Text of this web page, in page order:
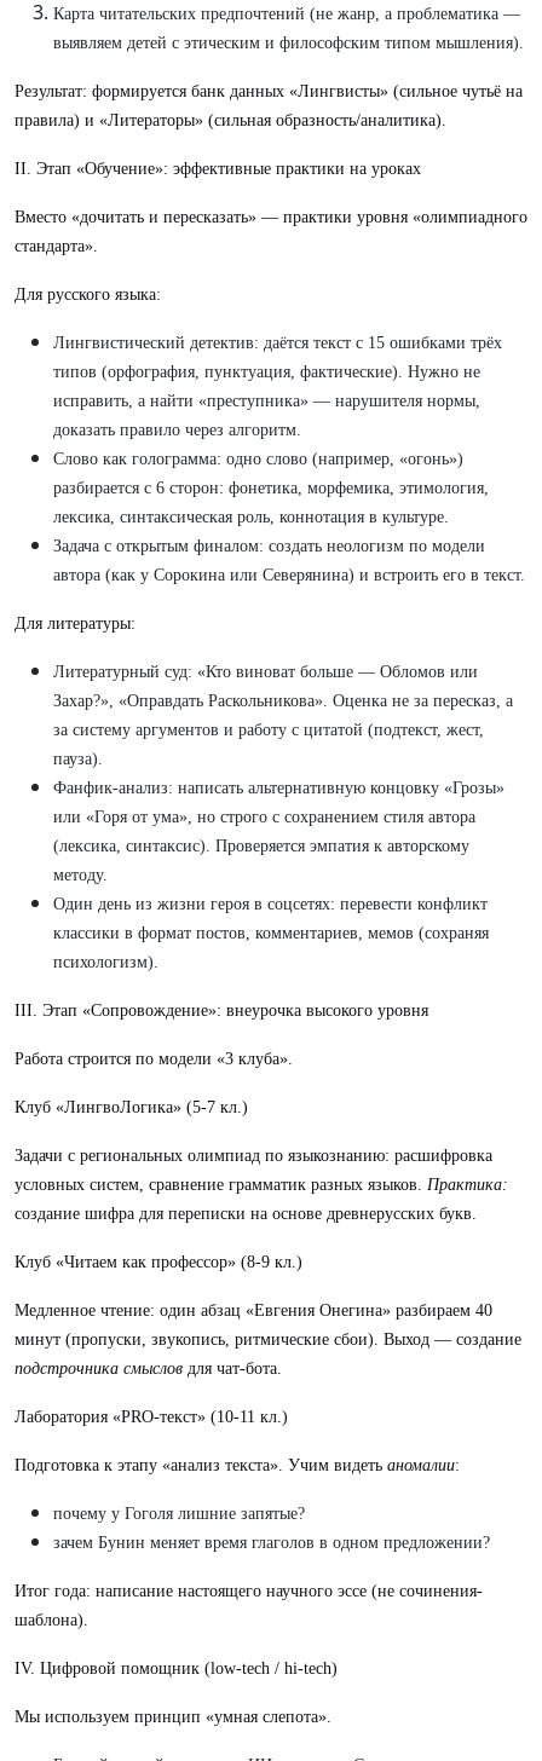
Карта читательских предпочтений (не жанр, а проблематика —
выявляем детей с этическим и философским типом мышления).
Результат: формируется банк данных «Лингвисты» (сильное чутьё на
правила) и «Литераторы» (сильная образность/аналитика).
II. Этап «Обучение»: эффективные практики на уроках
Вместо «дочитать и пересказать» — практики уровня «олимпиадного
стандарта».
Для русского языка:
Лингвистический детектив: даётся текст с 15 ошибками трёх
типов (орфография, пунктуация, фактические). Нужно не
исправить, а найти «преступника» — нарушителя нормы,
доказать правило через алгоритм.
Слово как голограмма: одно слово (например, «огонь»)
разбирается с 6 сторон: фонетика, морфемика, этимология,
лексика, синтаксическая роль, коннотация в культуре.
Задача с открытым финалом: создать неологизм по модели
автора (как у Сорокина или Северянина) и встроить его в текст.
Для литературы:
Литературный суд: «Кто виноват больше — Обломов или
Захар?», «Оправдать Раскольникова». Оценка не за пересказ, а
за систему аргументов и работу с цитатой (подтекст, жест,
пауза).
Фанфик-анализ: написать альтернативную концовку «Грозы»
или «Горя от ума», но строго с сохранением стиля автора
(лексика, синтаксис). Проверяется эмпатия к авторскому
методу.
Один день из жизни героя в соцсетях: перевести конфликт
классики в формат постов, комментариев, мемов (сохраняя
психологизм).
III. Этап «Сопровождение»: внеурочка высокого уровня
Работа строится по модели «3 клуба».
Клуб «ЛингвоЛогика» (5-7 кл.)
Задачи с региональных олимпиад по языкознанию: расшифровка
условных систем, сравнение грамматик разных языков. Практика:
создание шифра для переписки на основе древнерусских букв.
Клуб «Читаем как профессор» (8-9 кл.)
Медленное чтение: один абзац «Евгения Онегина» разбираем 40
минут (пропуски, звукопись, ритмические сбои). Выход — создание
подстрочника смыслов для чат-бота.
Лаборатория «PRO-текст» (10-11 кл.)
Подготовка к этапу «анализ текста». Учим видеть аномалии:
почему у Гоголя лишние запятые?
зачем Бунин меняет время глаголов в одном предложении?
Итог года: написание настоящего научного эссе (не сочинения-
шаблона).
IV. Цифровой помощник (low-tech / hi-tech)
Мы используем принцип «умная слепота».